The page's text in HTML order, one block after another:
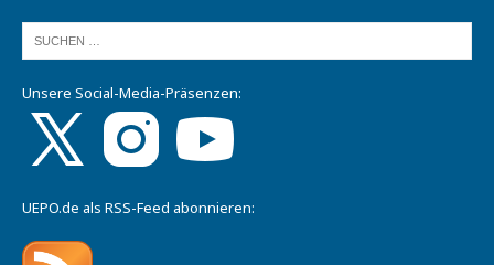
Unsere Social-Media-Präsenzen:
UEPO.de als RSS-Feed abonnieren: